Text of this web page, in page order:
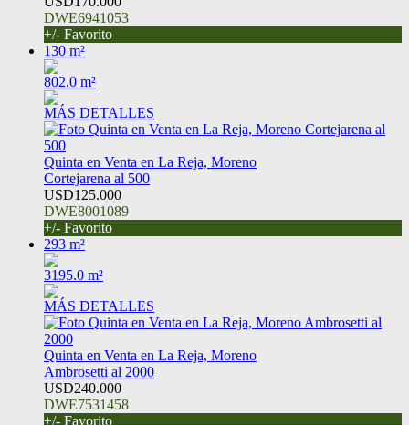
DWE6941053
+/- Favorito
130 m²
802.0 m²
MÁS DETALLES
Quinta en Venta en La Reja, Moreno
Cortejarena al 500
USD125.000
DWE8001089
+/- Favorito
293 m²
3195.0 m²
MÁS DETALLES
Quinta en Venta en La Reja, Moreno
Ambrosetti al 2000
USD240.000
DWE7531458
+/- Favorito